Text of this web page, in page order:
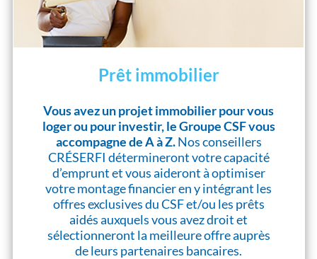
Prêt immobilier
Vous avez un projet immobilier pour vous
loger ou pour investir, le Groupe CSF vous
accompagne de A à Z.Nos conseillers
CRÉSERFI détermineront votre capacité
d’emprunt et vous aideront à optimiser
votre montage financier en y intégrant les
offres exclusives du CSF et/ou les prêts
aidés auxquels vous avez droit et
sélectionneront la meilleure offre auprès
de leurs partenaires bancaires.